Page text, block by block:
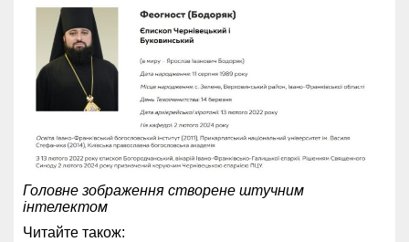
Головне зображення створене штучним
інтелектом
Читайте також: